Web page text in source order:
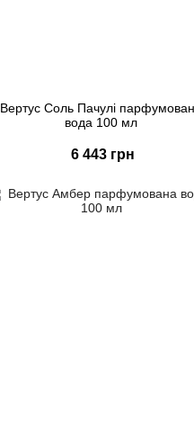
Вертус Соль Пачулі
вода 100 мл
6 443 грн
Швидке замовлення